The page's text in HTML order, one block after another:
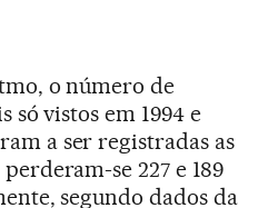
o número de
vistos em 1994 e
a ser registradas as
se 227 e 189
segundo dados da